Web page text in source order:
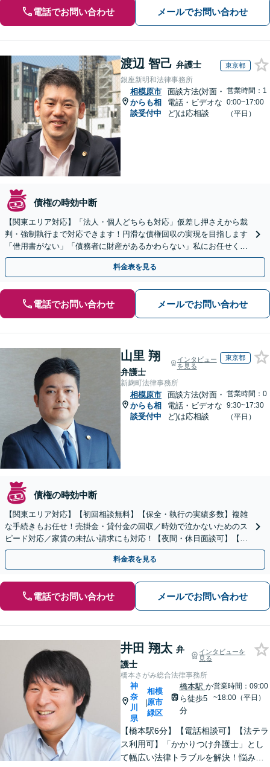
電話でお問い合わせ メールでお問い合わせ
渡辺 智己 弁護士 東京都
銀座新明和法律事務所
相模原市
からも相
談受付中
面談方法(対面・
電話・ビデオな
ど)は応相談
営業時間：1
0:00~17:00
（平日）
債権の時効中断
【関東エリア対応】「法人・個人どちらも対応」仮差し押さえから裁
判・強制執行まで対応できます！円滑な債権回収の実現を目指します
「借用書がない」「債務者に財産があるかわらない」私にお任せくだ
さい！【分割払いあり】【休日・夜間相談可】
料金表を見る
電話でお問い合わせ メールでお問い合わせ
山里 翔
弁護士
インタビュー
を見る
東京都
新麹町法律事務所
相模原市
からも相
談受付中
面談方法(対面・
電話・ビデオな
ど)は応相談
営業時間：0
9:30~17:30
（平日）
債権の時効中断
【関東エリア対応】【初回相談無料】【保全・執行の実績多数】複雑
な手続きもお任せ！売掛金・貸付金の回収／時効で泣かないためのス
ピード対応／家賃の未払い請求にも対応！【夜間・休日面談可】【完
全個室】
料金表を見る
電話でお問い合わせ メールでお問い合わせ
井田 翔太 弁
護士
インタビューを
見る
橋本さがみ総合法律事務所
神
奈
川
県
|
相模
原市
緑区
橋本駅 か
ら徒歩5
分
営業時間：09:00
~18:00（平日）
【橋本駅6分】【電話相談可】【法テラ
ス利用可】「かかりつけ弁護士」とし
て幅広い法律トラブルを解決！悩みに